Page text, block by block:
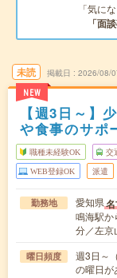
「気に
「面
未読
NEW
掲載日 2026/08/
【週3日～】
や食事のサポ
職種未経験OK 交
WEB登録OK 派遣
勤務地 愛知県
鳴海駅か
分／左京
曜日頻度
週3日～
の曜日が